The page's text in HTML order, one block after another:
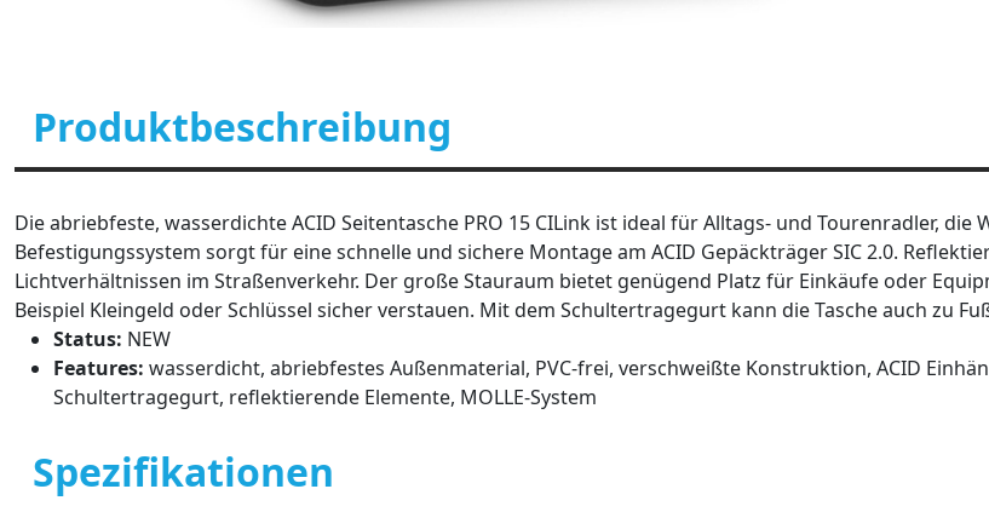
Produktbeschreibung
Die abriebfeste, wasserdichte ACID Seitentasche PRO 15 CILink ist ideal für Alltags- und Tourenradler,
Befestigungssystem sorgt für eine schnelle und sichere Montage am ACID Gepäckträger SIC 2.0.
Lichtverhältnissen im Straßenverkehr. Der große Stauraum bietet genügend Platz für Einkäufe oder
Beispiel Kleingeld oder Schlüssel sicher verstauen. Mit dem Schultertragegurt kann die Tasche auch zu
Status: NEW
Features: wasserdicht, abriebfestes Außenmaterial, PVC-frei, verschweißte Konstruktion, ACID
Schultertragegurt, reflektierende Elemente, MOLLE-System
Spezifikationen